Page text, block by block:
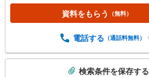
資料をもらう （無料）
電話する （通話料無料）
検索条件を保存する